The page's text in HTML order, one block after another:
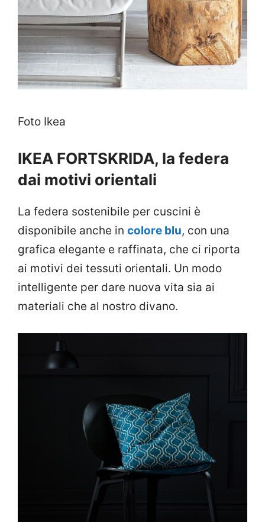
Foto Ikea
IKEA FORTSKRIDA, la federa
dai motivi orientali
La federa sostenibile per cuscini è
disponibile anche in colore blu, con una
grafica elegante e raffinata, che ci riporta
ai motivi dei tessuti orientali. Un modo
intelligente per dare nuova vita sia ai
materiali che al nostro divano.